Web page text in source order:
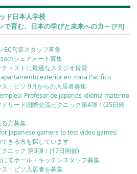
ド日本人学校
で育む、日本の学びと未来への力～ [PR]
EC営業スタッフ募集
のシェアメート募集
ィストに最適なスタジオ賃貸
exterior en zona Pacifico
・ピソ 9月からの入居者募集
Profesor de japonés idioma materno
リード国際交流ピクニック第4弾！(25日開
方募集
Japanese gamers to test video games!
きる方を探しています
クニック 第3弾！(17日開催)
てホール・キッチンスタッフ募集
・ピソ入居者を募集